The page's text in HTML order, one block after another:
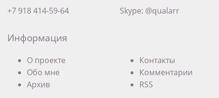
+7 918 414-59-64
Skype: @qualarr
Информация
О проекте
Обо мне
Архив
Контакты
Комментарии
RSS